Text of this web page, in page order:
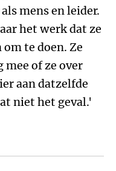
mens en leider.
het werk dat ze
te doen. Ze
of ze over
aan datzelfde
niet het geval.'